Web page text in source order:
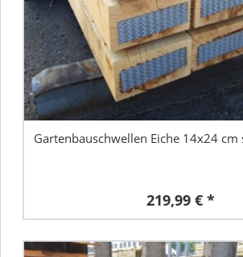
Gartenbauschwellen Eiche 14x24 cm
219,99 € *